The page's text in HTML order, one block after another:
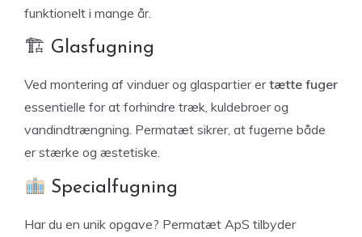
funktionelt i mange år.
🏗 Glasfugning
Ved montering af vinduer og glaspartier ertætte fuger
essentielle for at forhindre træk, kuldebroer og
vandindtrængning. Permatæt sikrer, at fugerne både
er stærke og æstetiske.
Specialfugning
Har du en unik opgave? Permatæt ApS tilbyder